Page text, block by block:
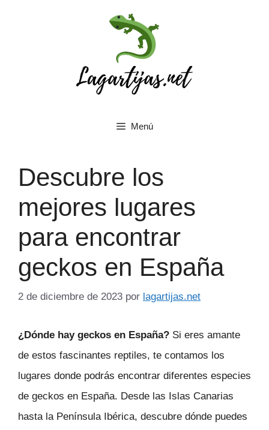
Menú
Descubre los
mejores lugares
para encontrar
geckos en España
2 de diciembre de 2023 por lagartijas.net
¿Dónde hay geckos en España? Si eres amante
de estos fascinantes reptiles, te contamos los
lugares donde podrás encontrar diferentes especies
de geckos en España. Desde las Islas Canarias
hasta la Península Ibérica, descubre dónde puedes